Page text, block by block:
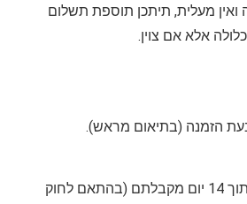
מעלית, תיתכן תוספת תשלום
אלא אם צוין.
הזמנה (בתיאום מראש).
ניתן להחזיר מוצרים בתוך 14 יום מקבלתם (בהתאם לחוק